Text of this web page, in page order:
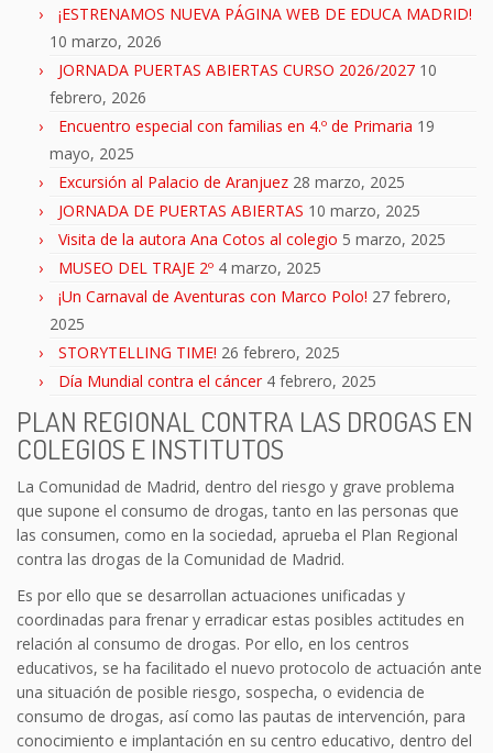
¡ESTRENAMOS NUEVA PÁGINA WEB DE EDUCA MADRID!
10 marzo, 2026
JORNADA PUERTAS ABIERTAS CURSO 2026/2027 10
febrero, 2026
Encuentro especial con familias en 4.º de Primaria 19
mayo, 2025
Excursión al Palacio de Aranjuez 28 marzo, 2025
JORNADA DE PUERTAS ABIERTAS 10 marzo, 2025
Visita de la autora Ana Cotos al colegio 5 marzo, 2025
MUSEO DEL TRAJE 2º 4 marzo, 2025
¡Un Carnaval de Aventuras con Marco Polo! 27 febrero,
2025
STORYTELLING TIME! 26 febrero, 2025
Día Mundial contra el cáncer 4 febrero, 2025
PLAN REGIONAL CONTRA LAS DROGAS EN
COLEGIOS E INSTITUTOS
La Comunidad de Madrid, dentro del riesgo y grave problema
que supone el consumo de drogas, tanto en las personas que
las consumen, como en la sociedad, aprueba el Plan Regional
contra las drogas de la Comunidad de Madrid.
Es por ello que se desarrollan actuaciones unificadas y
coordinadas para frenar y erradicar estas posibles actitudes en
relación al consumo de drogas. Por ello, en los centros
educativos, se ha facilitado el nuevo protocolo de actuación ante
una situación de posible riesgo, sospecha, o evidencia de
consumo de drogas, así como las pautas de intervención, para
conocimiento e implantación en su centro educativo, dentro del